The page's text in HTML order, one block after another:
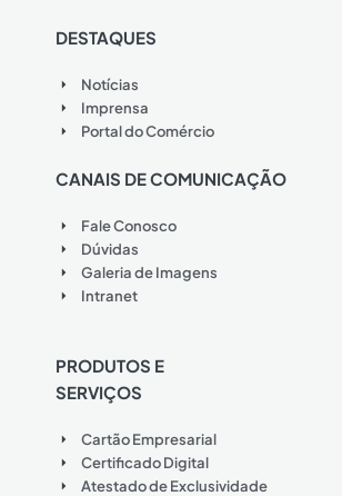
DESTAQUES
Notícias
Imprensa
Portal do Comércio
CANAIS DE COMUNICAÇÃO
Fale Conosco
Dúvidas
Galeria de Imagens
Intranet
PRODUTOS E
SERVIÇOS
Cartão Empresarial
Certificado Digital
Atestado de Exclusividade